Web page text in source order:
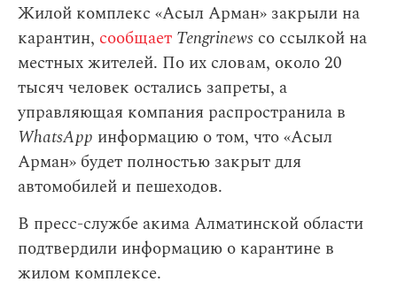
Жилой комплекс «Асыл Арман» закрыли на
карантин, сообщает Tengrinews со ссылкой на
местных жителей. По их словам, около 20
тысяч человек остались запреты, а
управляющая компания распространила в
WhatsApp информацию о том, что «Асыл
Арман» будет полностью закрыт для
автомобилей и пешеходов.
В пресс-службе акима Алматинской области
подтвердили информацию о карантине в
жилом комплексе.